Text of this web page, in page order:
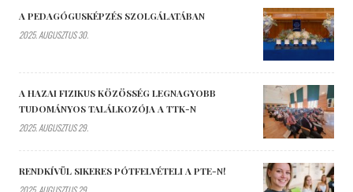
A PEDAGÓGUSKÉPZÉS SZOLGÁLATÁBAN
2025. AUGUSZTUS 30.
A HAZAI FIZIKUS KÖZÖSSÉG LEGNAGYOBB
TUDOMÁNYOS TALÁLKOZÓJA A TTK-N
2025. AUGUSZTUS 29.
RENDKÍVÜL SIKERES PÓTFELVÉTELI A PTE-N!
2025. AUGUSZTUS 29.